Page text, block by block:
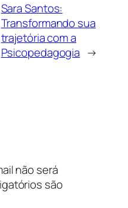
Sara Santos:
Transformando sua
trajetória com a
Psicopedagogia →
não será
são